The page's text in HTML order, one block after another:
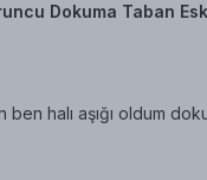
Dokuma Taban
halı aşığı oldum